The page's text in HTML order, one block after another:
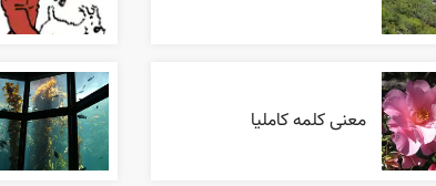
معنی کلمه کاملیا